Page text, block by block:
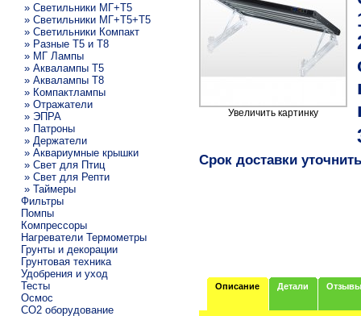
» Светильники МГ+T5
» Светильники МГ+T5+T5
» Светильники Компакт
» Разные T5 и T8
» МГ Лампы
» Аквалампы T5
» Аквалампы T8
» Компактлампы
» Отражатели
» ЭПРА
» Патроны
» Держатели
» Аквариумные крышки
» Свет для Птиц
» Свет для Репти
» Таймеры
Фильтры
Помпы
Компрессоры
Нагреватели Термометры
Грунты и декорации
Грунтовая техника
Удобрения и уход
Тесты
Осмос
CO2 оборудование
Увеличить картинку
Срок доставки уточнить
Описание Детали Отзывы